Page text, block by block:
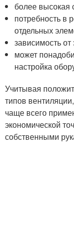
более высокая
потребность в
отдельных
зависимость
может
настройка
Учитывая
типов
чаще всего
экономической
собственными